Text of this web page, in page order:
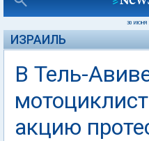
30 ИЮНЯ
ИЗРАИЛЬ
В Тель-
акцию